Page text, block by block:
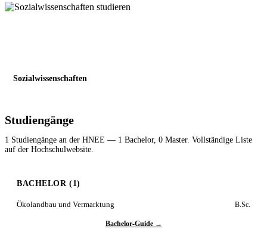
Sozialwissenschaften
Studiengänge
1 Studiengänge an der HNEE — 1 Bachelor, 0 Master. Vollständige Liste
auf der Hochschulwebsite.
BACHELOR (1)
Ökolandbau und Vermarktung B.Sc.
Bachelor-Guide →